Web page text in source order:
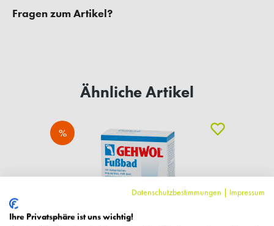
Fragen zum Artikel?
Ähnliche Artikel
%
Datenschutzbestimmungen | Impressum
Ihre Privatsphäre ist uns wichtig!